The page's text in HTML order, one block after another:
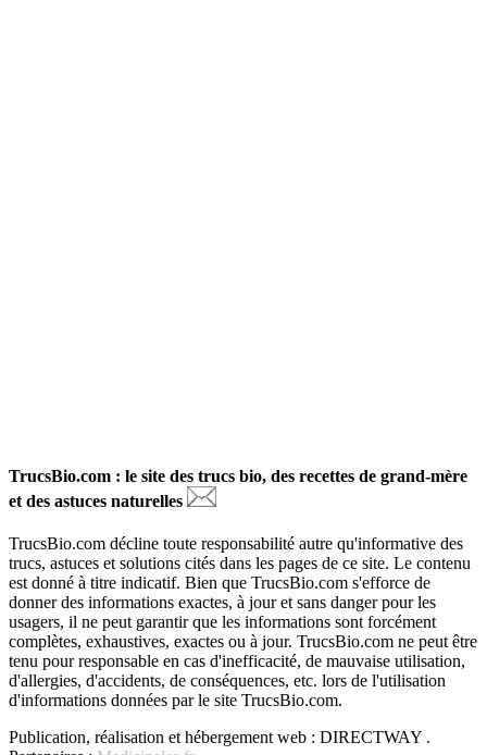
TrucsBio.com : le site des trucs bio, des recettes de grand-mère
et des astuces naturelles
TrucsBio.com décline toute responsabilité autre qu'informative des
trucs, astuces et solutions cités dans les pages de ce site. Le contenu
est donné à titre indicatif. Bien que TrucsBio.com s'efforce de
donner des informations exactes, à jour et sans danger pour les
usagers, il ne peut garantir que les informations sont forcément
complètes, exhaustives, exactes ou à jour. TrucsBio.com ne peut être
tenu pour responsable en cas d'inefficacité, de mauvaise utilisation,
d'allergies, d'accidents, de conséquences, etc. lors de l'utilisation
d'informations données par le site TrucsBio.com.
Publication, réalisation et hébergement web : DIRECTWAY .